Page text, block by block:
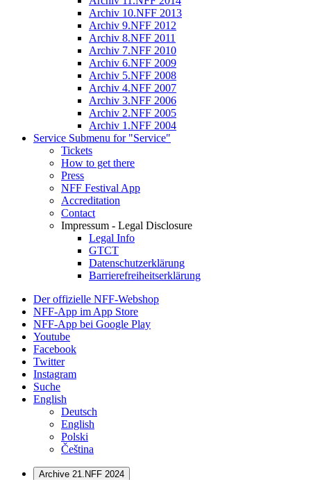
Archiv 10.NFF 2013
Archiv 9.NFF 2012
Archiv 8.NFF 2011
Archiv 7.NFF 2010
Archiv 6.NFF 2009
Archiv 5.NFF 2008
Archiv 4.NFF 2007
Archiv 3.NFF 2006
Archiv 2.NFF 2005
Archiv 1.NFF 2004
Service Submenu for "Service"
Tickets
How to get there
Press
NFF Festival App
Accreditation
Contact
Impressum - Legal Disclosure
Legal Info
GTCT
Datenschutzerklärung
Barrierefreiheitserklärung
Der offizielle NFF-Webshop
NFF-App im App Store
NFF-App bei Google Play
Youtube
Facebook
Twitter
Instagram
Suche
English
Deutsch
English
Polski
Čeština
Archive 21.NFF 2024